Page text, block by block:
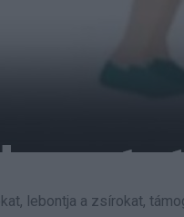
lebontja a zsírokat,